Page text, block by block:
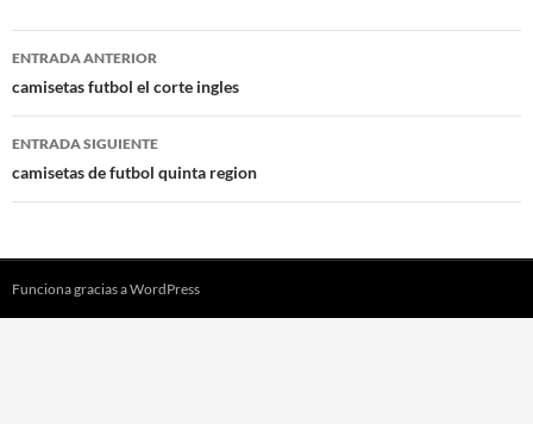
Navegación
de
entradas
ENTRADA ANTERIOR
camisetas futbol el corte ingles
ENTRADA SIGUIENTE
camisetas de futbol quinta region
Funciona gracias a WordPress